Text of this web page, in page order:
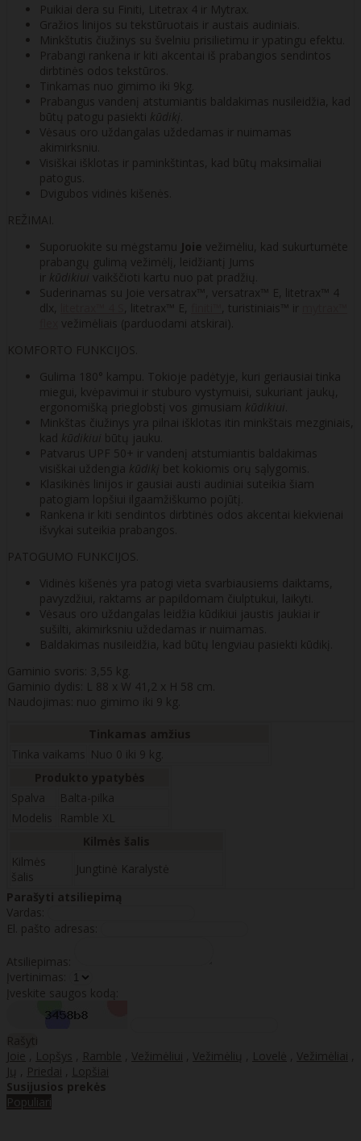
Puikiai dera su Finiti, Litetrax 4 ir Mytrax.
Gražios linijos su tekstūruotais ir austais audiniais.
Minkštutis čiužinys su švelniu prisilietimu ir ypatingu efektu.
Prabangi rankena ir kiti akcentai iš prabangios sendintos
dirbtinės odos tekstūros.
Tinkamas nuo gimimo iki 9kg.
Prabangus vandenį atstumiantis baldakimas nusileidžia, kad
būtų patogu pasiekti kūdikį
Vėsaus oro uždangalas uždedamas ir nuimamas
akimirksniu.
Visiškai išklotas ir paminkštintas, kad būtų maksimaliai
patogus.
Dvigubos vidinės kišenės.
REŽIMAI.
Suporuokite su mėgstamu Joie vežimėliu, kad sukurtumėte
prabangų gulimą vežimėlį, leidžiantį Jums
ir kūdikiui vaikščioti kartu nuo pat pradžių.
Suderinamas su Joie versatrax™, versatrax™ E, litetrax™ 4
dlx,
, litetrax™ E, , turistiniais™ ir
vežimėliais (parduodami atskirai).
KOMFORTO FUNKCIJOS.
Gulima 180° kampu. Tokioje padėtyje, kuri geriausiai tinka
miegui, kvėpavimui ir stuburo vystymuisi, sukuriant jaukų,
ergonomišką prieglobstį vos gimusiam kūdikiui
Minkštas čiužinys yra pilnai išklotas itin minkštais mezginiais,
kad kūdikiui būtų jauku.
Patvarus UPF 50+ ir vandenį atstumiantis baldakimas
visiškai uždengia kūdikį bet kokiomis orų sąlygomis.
Klasikinės linijos ir gausiai austi audiniai suteikia šiam
patogiam lopšiui ilgaamžiškumo pojūtį.
Rankena ir kiti sendintos dirbtinės odos akcentai kiekvienai
išvykai suteikia prabangos.
PATOGUMO FUNKCIJOS.
Vidinės kišenės yra patogi vieta svarbiausiems daiktams,
pavyzdžiui, raktams ar papildomam čiulptukui, laikyti.
Vėsaus oro uždangalas leidžia kūdikiui jaustis jaukiai ir
sušilti, akimirksniu uždedamas ir nuimamas.
Baldakimas nusileidžia, kad būtų lengviau pasiekti kūdikį.
Gaminio svoris: 3,55 kg.
Gaminio dydis: L 88 x W 41,2 x H 58 cm.
Naudojimas: nuo gimimo iki 9 kg.
Tinka vaikams Nuo 0 iki 9 kg.
Spalva
Balta-pilka
Modelis
Ramble XL
Kilmės
šalis
Jungtinė Karalystė
Parašyti atsiliepimą
Vardas:
El. pašto adresas:
Atsiliepimas:
Įvertinimas:
Įveskite saugos kodą:
Rašyti
Joie , Lopšys , Ramble , Vežimėliui , Vežimėlių , Lovelė , Vežimėliai ,
Jų , Priedai , Lopšiai
Susijusios prekės
Populiari